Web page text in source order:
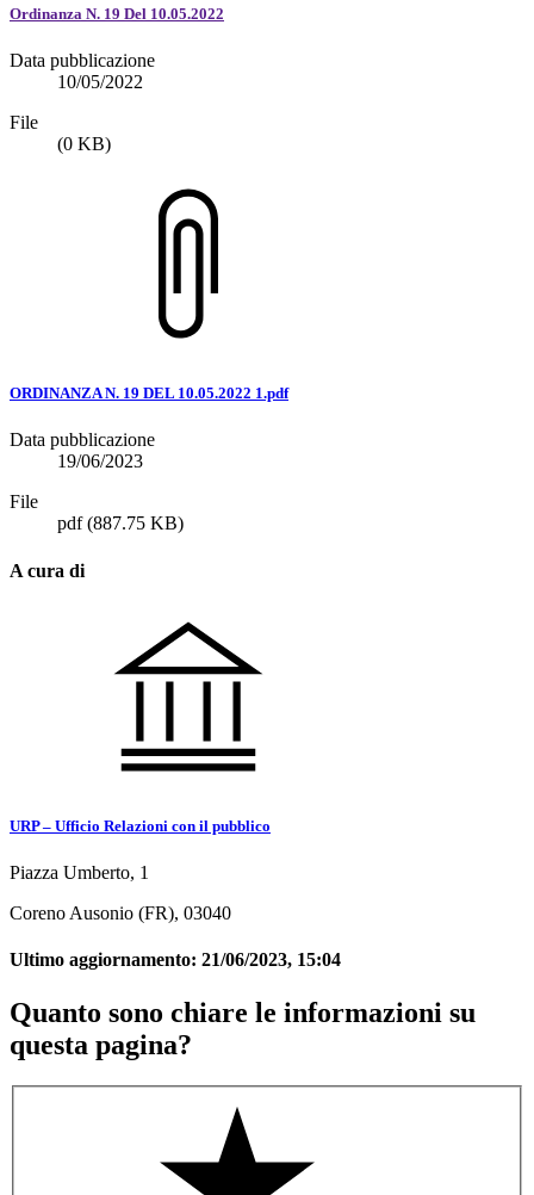
Ordinanza N. 19 Del 10.05.2022
Data pubblicazione
10/05/2022
File
(0 KB)
ORDINANZA N. 19 DEL 10.05.2022 1.pdf
Data pubblicazione
19/06/2023
File
pdf(887.75 KB)
A cura di
URP – Ufficio Relazioni con il pubblico
Piazza Umberto, 1
Coreno Ausonio (FR), 03040
Ultimo aggiornamento: 21/06/2023, 15:04
Quanto sono chiare le informazioni su
questa pagina?